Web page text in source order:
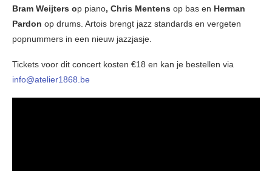
Bram Weijters op piano, Chris Mentens op bas en Herman
Pardon op drums. Artois brengt jazz standards en vergeten
popnummers in een nieuw jazzjasje.
Tickets voor dit concert kosten €18 en kan je bestellen via
info@atelier1868.be